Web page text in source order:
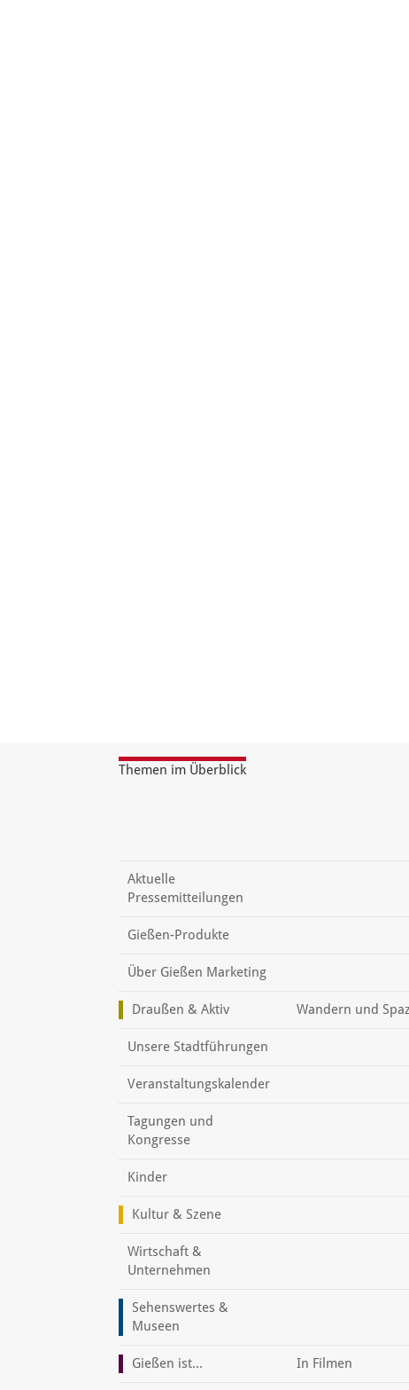
Themen im Überblick
Aktuelle
Pressemitteilungen
Gießen-Produkte
Über Gießen Marketing
Draußen & Aktiv Wandern und
Unsere Stadtführungen
Veranstaltungskalender
Tagungen und
Kongresse
Kinder
Kultur & Szene
Wirtschaft &
Unternehmen
Sehenswertes &
Museen
Gießen ist... In Filmen